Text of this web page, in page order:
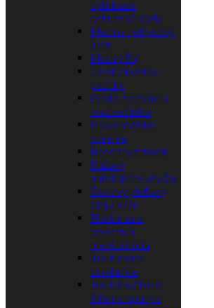
bylinkové
ochutené vody
Modro tyrkysový
likér
Modrý čaj
Ocot z kvetov
pažítky
Pesto z cesnaku
medvedieho
Provensálske
korenie
Recepty z fialiek
Ružový
antidepresívny čaj
Šípkový pleťový
olej a likér
Tinktúra na
bolestivú
menštruáciu
Tinktúra na
bradavice
Tinktúra z bielej
ľalie na opary a